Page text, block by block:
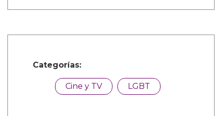
Categorías:
Cine y TV LGBT